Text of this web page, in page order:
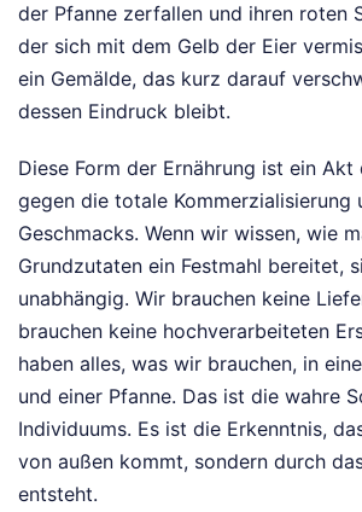
der Pfanne zerfallen und ihren roten
der sich mit dem Gelb der Eier
ein Gemälde, das kurz darauf
dessen Eindruck bleibt.
Diese Form der Ernährung ist ein Akt
gegen die totale Kommerzialisierung
Geschmacks. Wenn wir wissen, wie
Grundzutaten ein Festmahl bereitet,
unabhängig. Wir brauchen keine
brauchen keine hochverarbeiteten
haben alles, was wir brauchen, in
und einer Pfanne. Das ist die wahre
Individuums. Es ist die Erkenntnis,
von außen kommt, sondern durch
entsteht.